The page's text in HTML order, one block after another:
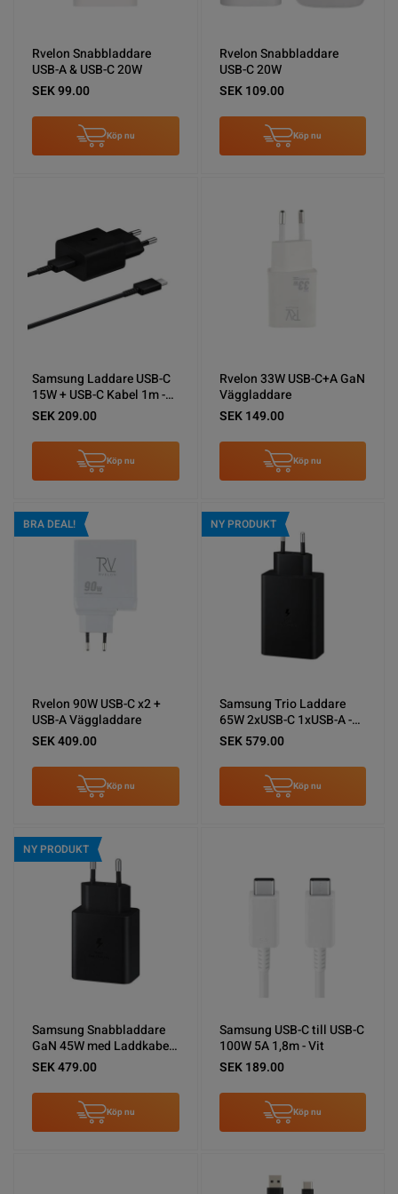
Rvelon Snabbladdare
USB-A & USB-C 20W
SEK 99.00
Köp nu
Rvelon Snabbladdare
USB-C 20W
SEK 109.00
Köp nu
Samsung Laddare USB-C
15W + USB-C Kabel 1m -
Svart
SEK 209.00
Köp nu
Rvelon 33W USB-C+A GaN
Väggladdare
SEK 149.00
Köp nu
BRA DEAL!
Rvelon 90W USB-C x2 +
USB-A Väggladdare
SEK 409.00
Köp nu
NY PRODUKT
Samsung Trio Laddare
65W 2xUSB-C 1xUSB-A -
Svart
SEK 579.00
Köp nu
NY PRODUKT
Samsung Snabbladdare
GaN 45W med Laddkabel
USB-C - Svart
SEK 479.00
Köp nu
Samsung USB-C till USB-C
100W 5A 1,8m - Vit
SEK 189.00
Köp nu